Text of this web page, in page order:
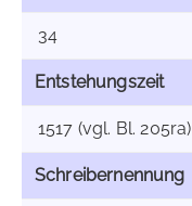
34
Entstehungszeit
1517 (vgl. Bl. 205ra)
Schreibernennung